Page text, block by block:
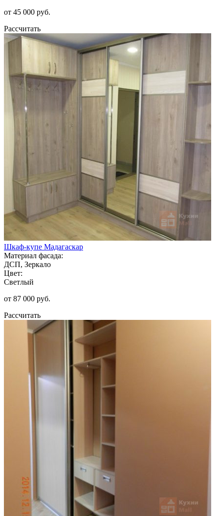
от 45 000 руб.
Рассчитать
Шкаф-купе Мадагаскар
Материал фасада:
ДСП, Зеркало
Цвет:
Светлый
от 87 000 руб.
Рассчитать